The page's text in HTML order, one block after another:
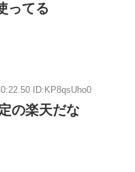
ってる
ID:KP8qsUho0
の楽天だな